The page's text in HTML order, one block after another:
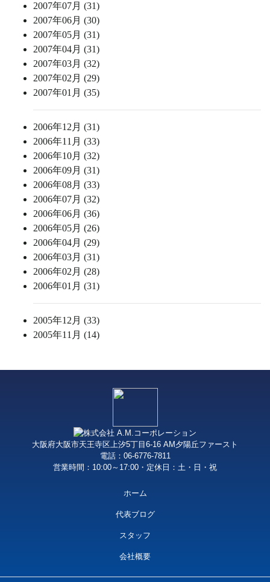
2007年07月 (31)
2007年06月 (30)
2007年05月 (31)
2007年04月 (31)
2007年03月 (32)
2007年02月 (29)
2007年01月 (35)
2006年12月 (31)
2006年11月 (33)
2006年10月 (32)
2006年09月 (31)
2006年08月 (33)
2006年07月 (32)
2006年06月 (36)
2006年05月 (26)
2006年04月 (29)
2006年03月 (31)
2006年02月 (28)
2006年01月 (31)
2005年12月 (33)
2005年11月 (14)
大阪府大阪市天王寺区上汐5丁目6-16 AM夕陽丘ファースト
電話：06-6776-7811
営業時間：10:00～17:00・定休日：土・日・祝
ホーム
代表ブログ
スタッフ
会社概要